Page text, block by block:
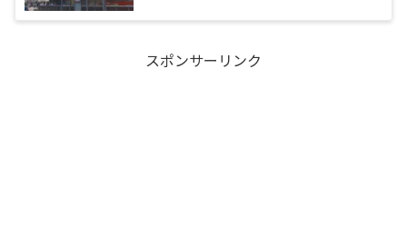
スポンサーリンク